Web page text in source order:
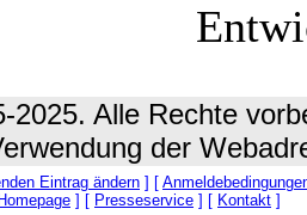
Alle Rechte
der
Eintrag ändern ] [
] [ Presseservice ] [ Kontakt ]